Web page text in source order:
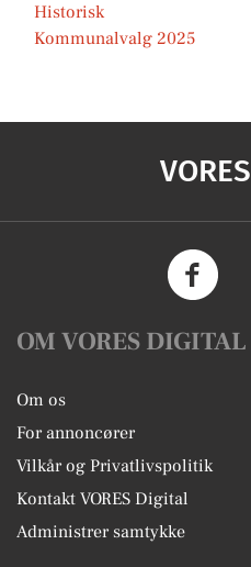
Historisk
Kommunalvalg 2025
VORES
OM VORES DIGITAL
Om os
For annoncører
Vilkår og Privatlivspolitik
Kontakt VORES Digital
Administrer samtykke